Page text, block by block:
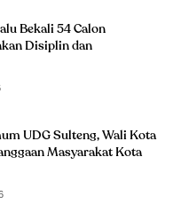
Bekali 54 Calon
Disiplin dan
UDG Sulteng, Wali Kota
Masyarakat Kota